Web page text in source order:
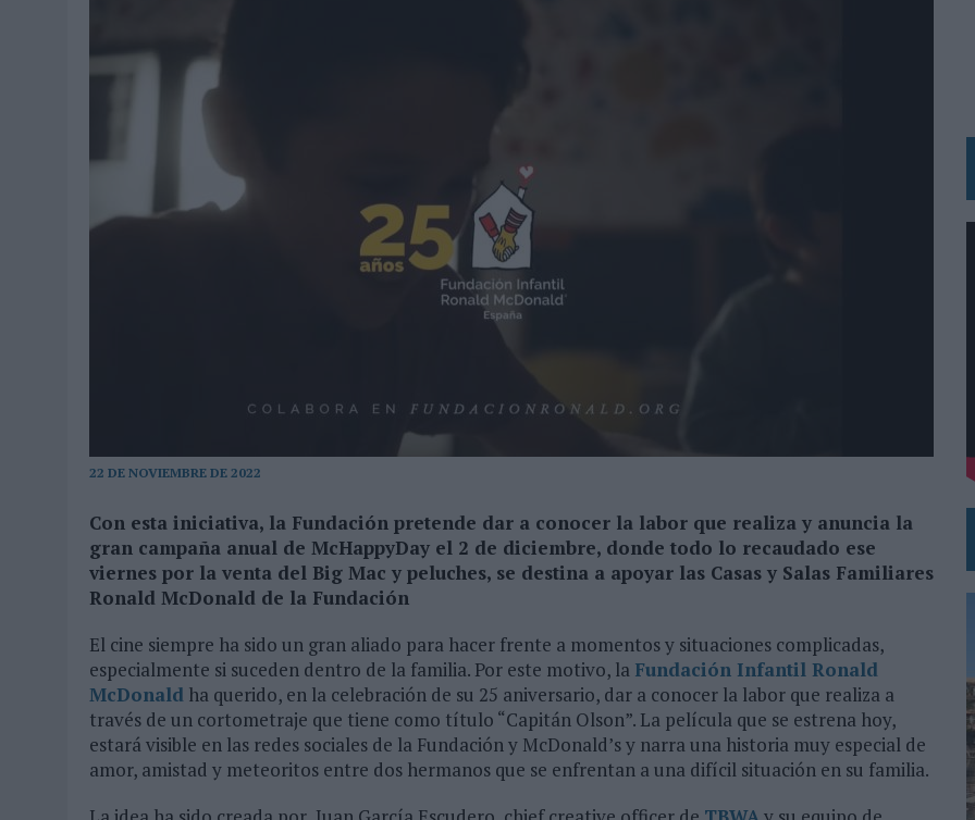
04/08/2026
BABARIA Y MAXIBON SON ‘EL MATCH PERFECTO DEL VERANO’
‘VUELVE EL FÚTBOL. VUELVE A SOÑAR’, DE VML PARA MOVISTAR
MOVISTAR APELA A LA ILUSIÓN DE LAS AFICIONES PARA EL REGRESO DEL FÚTBOL
EL REAL BETIS INVITA A LOS AFICIONADOS A DISEÑAR SU PRÓXIMA CAMISETA FOREVER GREEN
KFC CONVIERTE LOS UBER EN UN HOMENAJE AL UNIVERSO DE 'LOS SIMPSON'
BACK MARKET PONE A LA MADRE DE SU FUNDADOR COMO AVAL DE SU CALIDAD
MAKING SCIENCE AUMENTA UN 12,8% SUS VENTAS EN EL PRIMER SEMESTRE HASTA LOS 196 MILLONES DE EUROS
WPP MEDIA SUMA A SU EQUIPO A JUAN ANTONIO ORTIZ COMO MEDIA MANAGEMENT & DELIVERY PRESIDENT
06/08/2026 | LA IA ESTÁ SUBIENDO EL LISTÓN DE LA CREATIVIDAD
22 DE NOVIEMBRE DE 2022
Con esta iniciativa, la Fundación pretende dar a conocer la labor que realiza y anuncia la
gran campaña anual de McHappyDay el 2 de diciembre, donde todo lo recaudado ese
viernes por la venta del Big Mac y peluches, se destina a apoyar las Casas y Salas Familiares
Ronald McDonald de la Fundación
El cine siempre ha sido un gran aliado para hacer frente a momentos y situaciones complicadas,
especialmente si suceden dentro de la familia. Por este motivo, la Fundación Infantil Ronald
McDonald ha querido, en la celebración de su 25 aniversario, dar a conocer la labor que realiza a
través de un cortometraje que tiene como título “Capitán Olson”. La película que se estrena hoy,
estará visible en las redes sociales de la Fundación y McDonald’s y narra una historia muy especial de
amor, amistad y meteoritos entre dos hermanos que se enfrentan a una difícil situación en su familia.